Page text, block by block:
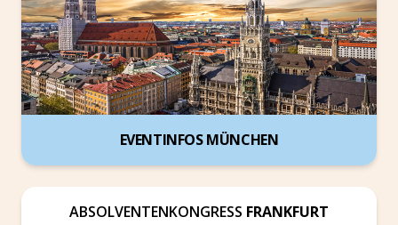
EVENTINFOS MÜNCHEN
ABSOLVENTENKONGRESS FRANKFURT